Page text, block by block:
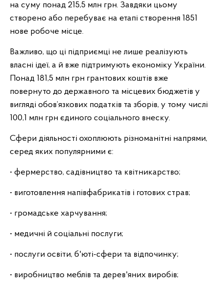
на суму понад 215,5 млн грн. Завдяки цьому
створено або перебуває на етапі створення 1851
нове робоче місце.
Важливо, що ці підприємці не лише реалізують
власні ідеї, а й вже підтримують економіку України.
Понад 181,5 млн грн грантових коштів вже
повернуто до державного та місцевих бюджетів у
вигляді обов’язкових податків та зборів, у тому числі
100,1 млн грн єдиного соціального внеску.
Сфери діяльності охоплюють різноманітні напрями,
серед яких популярними є:
• фермерство, садівництво та квітникарство;
• виготовлення напівфабрикатів і готових страв;
• громадське харчування;
• медичні й соціальні послуги;
• послуги освіти, б'юті-сфери та відпочинку;
• виробництво меблів та дерев'яних виробів;